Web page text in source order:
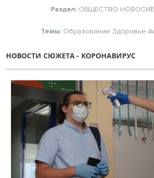
Раздел: ОБЩЕСТВО
Темы: Образование Здоровье
НОВОСТИ СЮЖЕТА - КОРОНАВИРУС